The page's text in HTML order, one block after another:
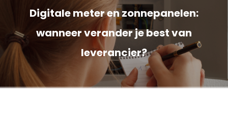
Digitale meter en zonnepanelen:
wanneer verander je best van
leverancier?